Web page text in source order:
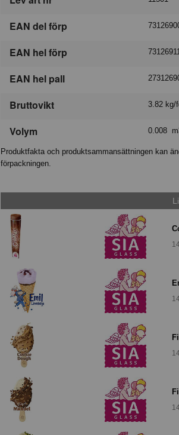
EAN del förp
EAN hel förp
EAN hel pall
Bruttovikt 3.82 kg/
Volym 0.008
Produktfakta och produktsammansättningen kan
förpackningen.